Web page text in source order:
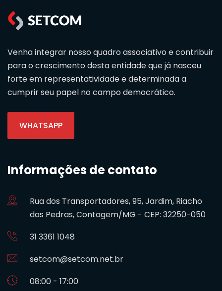
Venha integrar nosso quadro associativo e contribuir
para o crescimento desta entidade que já nasceu
forte em representatividade e determinada a
cumprir seu papel no campo democrático.
WHATSAPP
Informações de contato
Rua dos Transportadores, 95, Jardim, Riacho
das Pedras, Contagem/MG - CEP: 32250-050
31 3361 1048
setcom@setcom.net.br
08:00 - 17:00